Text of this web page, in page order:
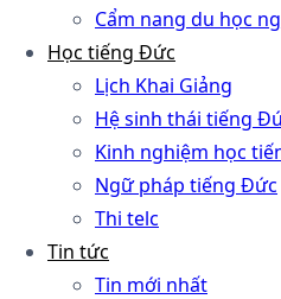
Cẩm nang du học
Học tiếng Đức
Lịch Khai Giảng
Hệ sinh thái tiếng
Kinh nghiệm học
Ngữ pháp tiếng Đức
Thi telc
Tin tức
Tin mới nhất